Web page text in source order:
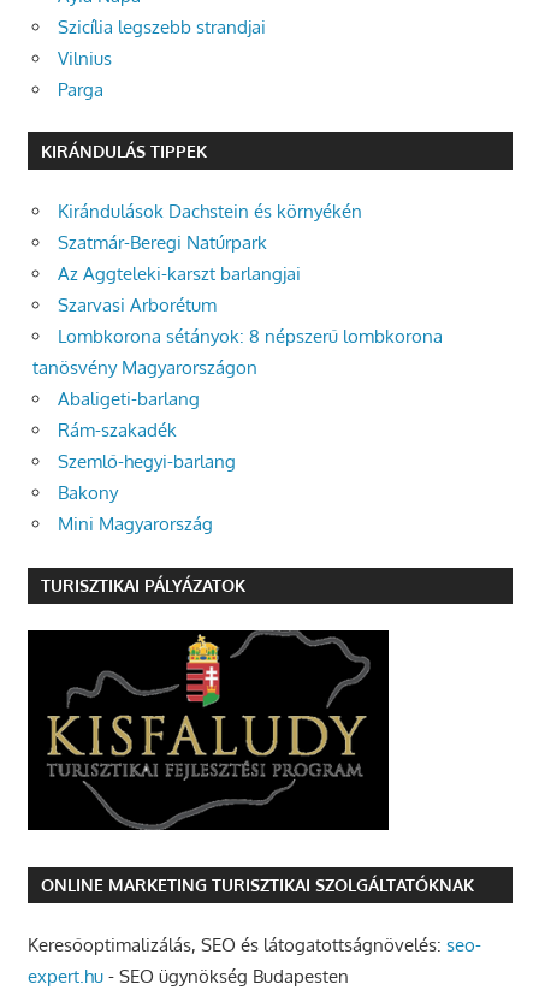
Szicília legszebb strandjai
Vilnius
Parga
KIRÁNDULÁS TIPPEK
Kirándulások Dachstein és környékén
Szatmár-Beregi Natúrpark
Az Aggteleki-karszt barlangjai
Szarvasi Arborétum
Lombkorona sétányok: 8 népszerű lombkorona
tanösvény Magyarországon
Abaligeti-barlang
Rám-szakadék
Szemlő-hegyi-barlang
Bakony
Mini Magyarország
TURISZTIKAI PÁLYÁZATOK
ONLINE MARKETING TURISZTIKAI SZOLGÁLTATÓKNAK
Keresőoptimalizálás, SEO és látogatottságnövelés: seo-
expert.hu- SEO ügynökség Budapesten